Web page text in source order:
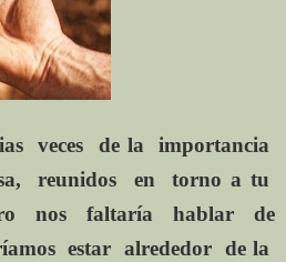
veces de la
importancia
reunidos en
torno a tu
nos faltaría hablar
de
estar alrededor de la